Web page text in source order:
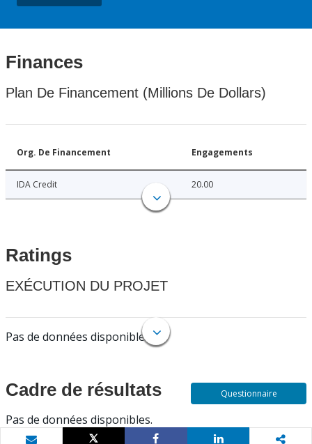
Finances
Plan De Financement (Millions De Dollars)
Org. De Financement Engagements
IDA Credit 20.00
Ratings
EXÉCUTION DU PROJET
Pas de données disponibles.
Cadre de résultats
Pas de données disponibles.
Questionnaire